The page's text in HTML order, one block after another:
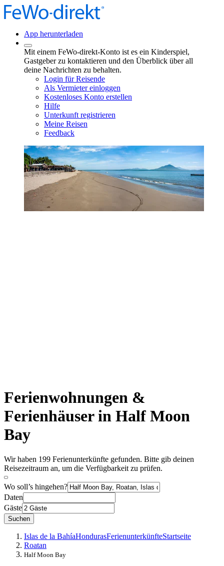
App herunterladen
Mit einem FeWo-direkt-Konto ist es ein Kinderspiel,
Gastgeber zu kontaktieren und den Überblick über all
deine Nachrichten zu behalten.
Login für Reisende
Als Vermieter einloggen
Kostenloses Konto erstellen
Hilfe
Unterkunft registrieren
Meine Reisen
Feedback
Ferienwohnungen &
Ferienhäuser in Half Moon
Bay
Wir haben 199 Ferienunterkünfte gefunden. Bitte gib deinen
Reisezeitraum an, um die Verfügbarkeit zu prüfen.
Wo soll’s hingehen?
Daten
Gäste
Suchen
Islas de la BahíaHondurasFerienunterkünfteStartseite
Roatan
Half Moon Bay